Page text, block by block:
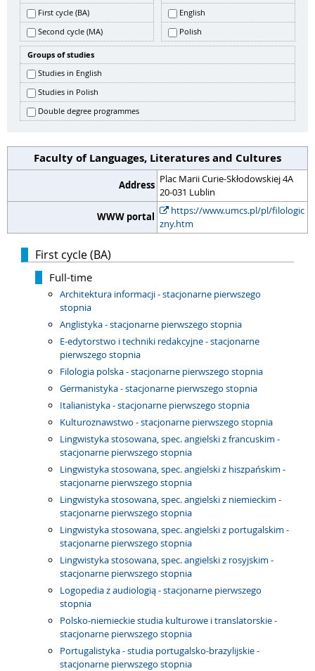
First cycle (BA)
Second cycle (MA)
English
Polish
Groups of studies
Studies in English
Studies in Polish
Double degree programmes
Faculty of Languages, Literatures and Cultures
Address Plac Marii Curie-Skłodowskiej 4A
20-031 Lublin
WWW portal
https://www.umcs.pl/pl/filologic
zny.htm
First cycle (BA)
Full-time
Architektura informacji - stacjonarne pierwszego
stopnia
Anglistyka - stacjonarne pierwszego stopnia
E-edytorstwo i techniki redakcyjne - stacjonarne
pierwszego stopnia
Filologia polska - stacjonarne pierwszego stopnia
Germanistyka - stacjonarne pierwszego stopnia
Italianistyka - stacjonarne pierwszego stopnia
Kulturoznawstwo - stacjonarne pierwszego stopnia
Lingwistyka stosowana, spec. angielski z francuskim -
stacjonarne pierwszego stopnia
Lingwistyka stosowana, spec. angielski z hiszpańskim -
stacjonarne pierwszego stopnia
Lingwistyka stosowana, spec. angielski z niemieckim -
stacjonarne pierwszego stopnia
Lingwistyka stosowana, spec. angielski z portugalskim -
stacjonarne pierwszego stopnia
Lingwistyka stosowana, spec. angielski z rosyjskim -
stacjonarne pierwszego stopnia
Logopedia z audiologią - stacjonarne pierwszego
stopnia
Polsko-niemieckie studia kulturowe i translatorskie -
stacjonarne pierwszego stopnia
Portugalistyka - studia portugalsko-brazylijskie -
stacjonarne pierwszego stopnia